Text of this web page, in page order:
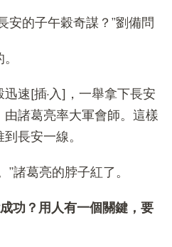
安的子午穀奇謀？”劉備問
速[插·入]，一舉拿下長安
諸葛亮率大軍會師。這樣
長安一線。
諸葛亮的脖子紅了。
功？用人有一個關鍵，要